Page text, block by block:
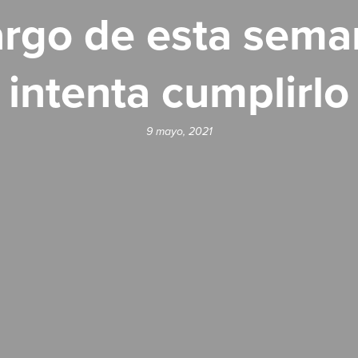
de esta
intenta cumplirlo
9 mayo, 2021